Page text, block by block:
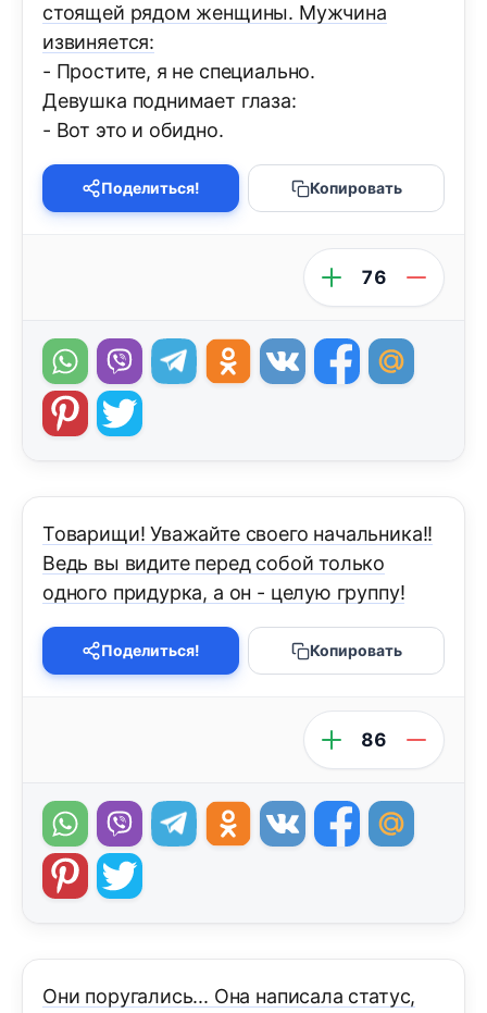
стоящей рядом женщины. Мужчина
извиняется:
- Простите, я не специально.
Девушка поднимает глаза:
- Вот это и обидно.
Поделиться! Копировать
76
Товарищи! Уважайте своего начальника!!
Ведь вы видите перед собой только
одного придурка, а он - целую группу!
Поделиться! Копировать
86
Они поругались... Она написала статус,